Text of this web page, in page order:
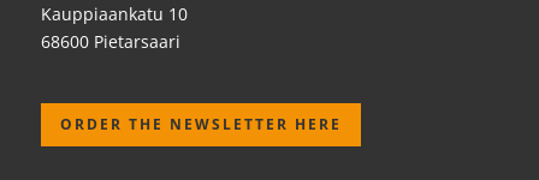
Kauppiaankatu 10
68600 Pietarsaari
ORDER THE NEWSLETTER HERE